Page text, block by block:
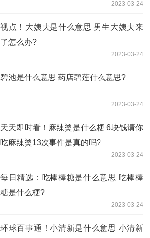
2023-03-24
视点！大姨夫是什么意思 男生大姨夫来
了怎么办?
2023-03-24
碧池是什么意思 药店碧莲什么意思?
2023-03-24
天天即时看！麻辣烫是什么梗 6块钱请你
吃麻辣烫13次事件是真的吗?
2023-03-24
每日精选：吃棒棒糖是什么意思 吃棒棒
糖是什么梗?
2023-03-24
环球百事通！小清新是什么意思 小清新